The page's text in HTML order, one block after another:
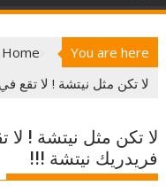
You are here
Home
لا تكن مثل نيتشة ! لا تقع
لا تكن مثل نيتشة !
فريدريك نيتشة !!!